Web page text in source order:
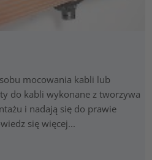
mocowania kabli lub
do kabli wykonane z tworzywa
i nadają się do prawie
się więcej...